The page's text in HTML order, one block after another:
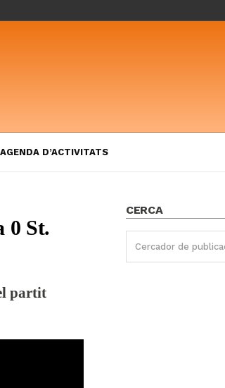
AGENDA D’ACTIVITATS
0 St.
partit
CERCA